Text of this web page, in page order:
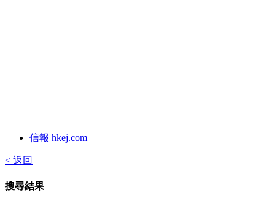
信報 hkej.com
< 返回
搜尋結果